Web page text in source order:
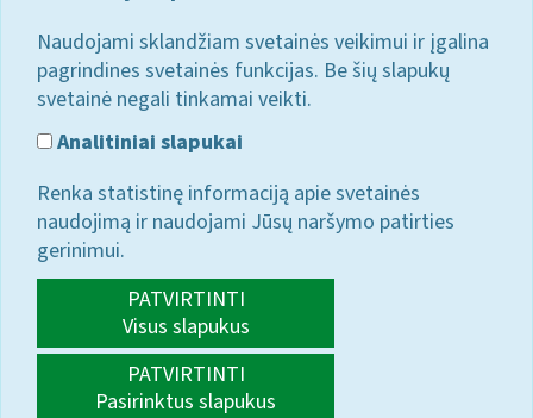
Naudojami sklandžiam svetainės veikimui ir įgalina
pagrindines svetainės funkcijas. Be šių slapukų
svetainė negali tinkamai veikti.
Analitiniai slapukai
Renka statistinę informaciją apie svetainės
naudojimą ir naudojami Jūsų naršymo patirties
gerinimui.
PATVIRTINTI
Visus slapukus
PATVIRTINTI
Pasirinktus slapukus